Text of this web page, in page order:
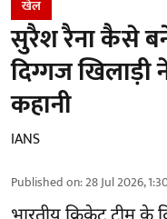
खेल
सुरैश रैना कैसे
दिग्गज खिलाड़ी
कहानी
IANS
Published on:28 Jul 2026,